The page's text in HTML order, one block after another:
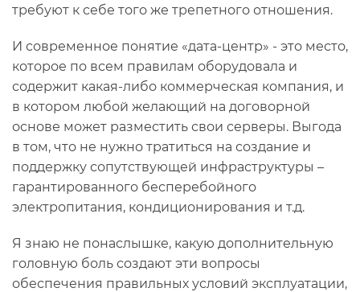
требуют к себе того же трепетного отношения.
И современное понятие «дата-центр» - это место,
которое по всем правилам оборудовала и
содержит какая-либо коммерческая компания, и
в котором любой желающий на договорной
основе может разместить свои серверы. Выгода
в том, что не нужно тратиться на создание и
поддержку сопутствующей инфраструктуры –
гарантированного бесперебойного
электропитания, кондиционирования и т.д.
Я знаю не понаслышке, какую дополнительную
головную боль создают эти вопросы
обеспечения правильных условий эксплуатации,